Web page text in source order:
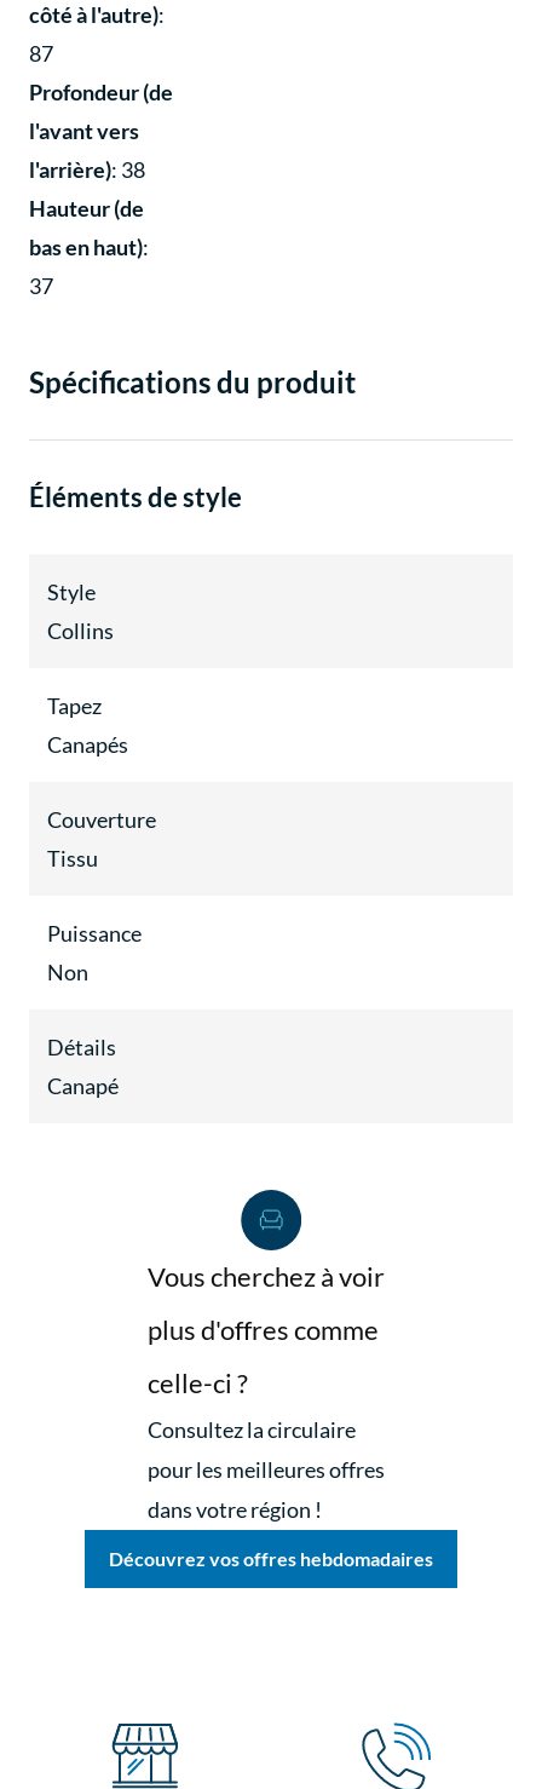
côté à l'autre):
87
Profondeur (de
l'avant vers
l'arrière): 38
Hauteur (de
bas en haut):
37
Spécifications du produit
Éléments de style
Style
Collins
Tapez
Canapés
Couverture
Tissu
Puissance
Non
Détails
Canapé
Vous cherchez à voir
plus d'offres comme
celle-ci ?
Consultez la circulaire
pour les meilleures offres
dans votre région !
Découvrez vos offres hebdomadaires